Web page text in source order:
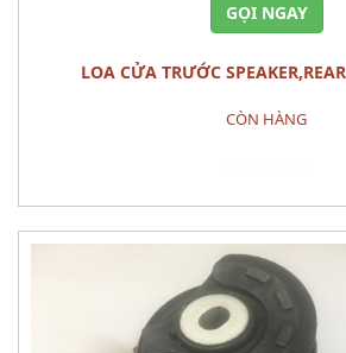
GỌI NGAY
LOA CỬA TRƯỚC
CÒN HÀNG